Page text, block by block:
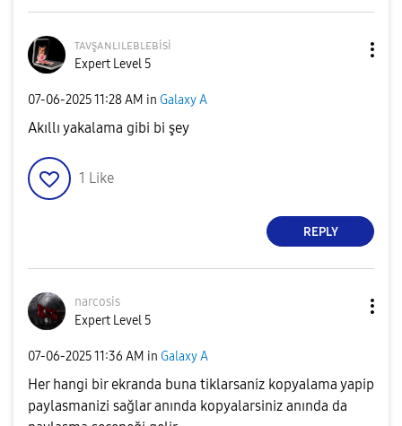
ᴛᴀᴠşᴀɴʟɪʟᴇʙʟᴇʙisi
Expert Level 5
‎07-06-202511:28 AM in Galaxy A
Akıllı yakalama gibi bi şey
1 Like
REPLY
narcosis
Expert Level 5
‎07-06-202511:36 AM in Galaxy A
Her hangi bir ekranda buna tiklarsaniz kopyalama yapip
paylasmanizi sağlar anında kopyalarsiniz anında da